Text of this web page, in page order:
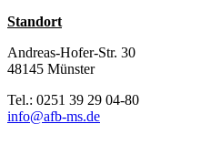
Standort
Andreas-Hofer-Str. 30
48145 Münster
Tel.: 0251 39 29 04-80
info@afb-ms.de